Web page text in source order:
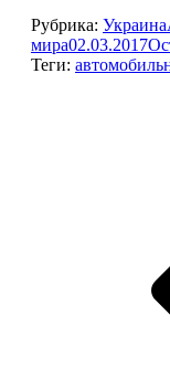
Рубрика: Украина
мира02.03.2017
Теги: